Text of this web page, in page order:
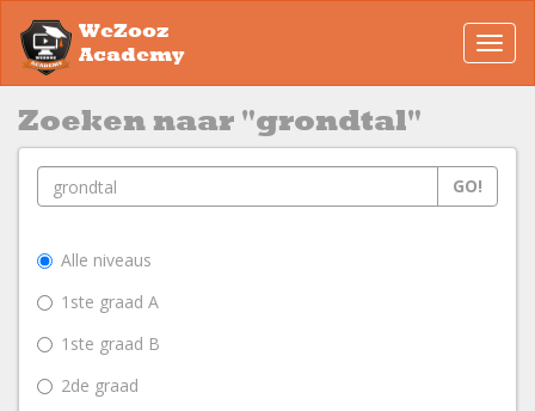
WeZooz
Academy
Zoeken naar "grondtal"
GO!
Alle niveaus
1ste graad A
1ste graad B
2de graad